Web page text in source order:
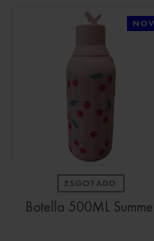
ESGOTADO
Botella 500ML